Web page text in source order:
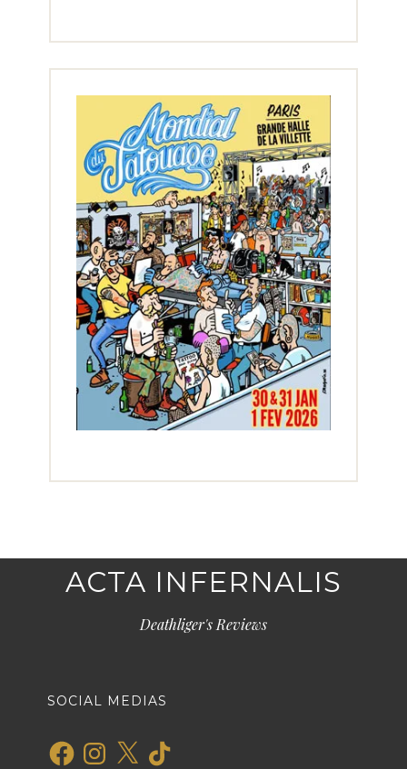
ACTA INFERNALIS
Deathliger's Reviews
SOCIAL MEDIAS
FacebookInstagram
X TikTok